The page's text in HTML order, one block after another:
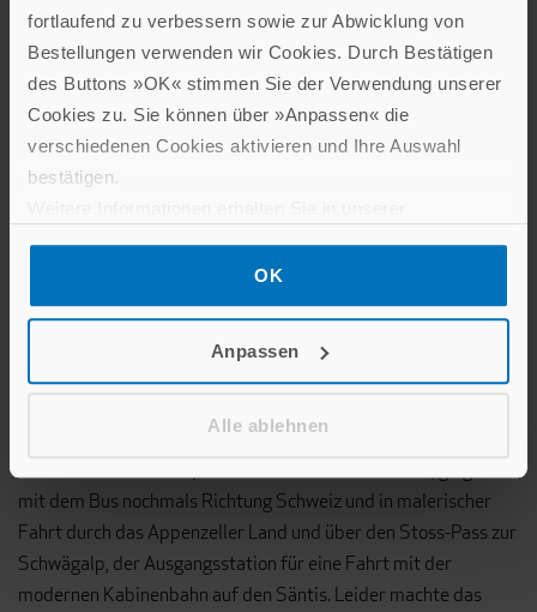
fortlaufend zu verbessern sowie zur Abwicklung von
Bestellungen verwenden wir Cookies. Durch Bestätigen
des Buttons »OK« stimmen Sie der Verwendung unserer
Cookies zu. Sie können über »Anpassen« die
verschiedenen Cookies aktivieren und Ihre Auswahl
bestätigen.
OK
Anpassen
Alle ablehnen
zahlreichen Erkern zeugen vom einstigen Reichtum der Stadt
und in den belebten Einkaufsgassen pulsierte das Leben einer
Großstadt. Ein Muss war natürlich der einstige Klosterbezirk
mit dem Dom und der Stiftsbibliothek. Im Anschluss gab es die
Gelegenheit, in der kleinen Gallus-Kapelle an einer kurzen
Andacht teilzunehmen. Dabei sangen alle Reiseteilnehmer so
feststellte, das habe nun sicher auch den über der Kapelle
Bregenz fuhr, war noch freie Zeit zum Bummeln oder Kaffee
trinken. Das Abendessen wurde wieder im Hotel serviert,
einige nutzten dort auch gerne den Wellnessbereich und das
Hallenbad.
Am Dienstag hieß es schon wieder Koffer packen. Nach dem
mit dem Bus nochmals Richtung Schweiz und in malerischer
Fahrt durch das Appenzeller Land und über den Stoss-Pass zur
Schwägalp, der Ausgangsstation für eine Fahrt mit der
modernen Kabinenbahn auf den Säntis. Leider machte das